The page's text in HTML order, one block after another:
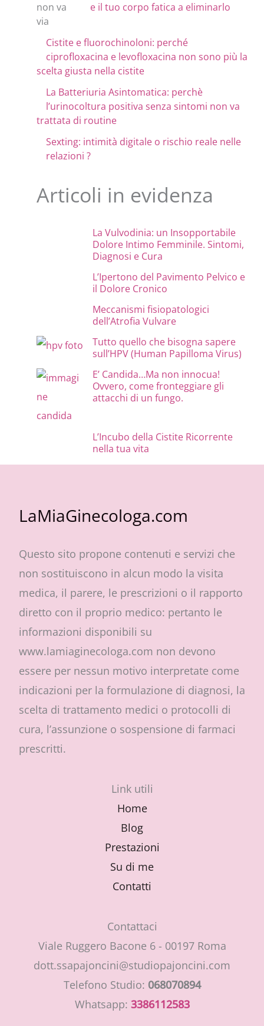
e il tuo corpo fatica a eliminarlo
Cistite e fluorochinoloni: perché
ciprofloxacina e levofloxacina non sono più la
scelta giusta nella cistite
La Batteriuria Asintomatica: perchè
l’urinocoltura positiva senza sintomi non va
trattata di routine
Sexting: intimità digitale o rischio reale nelle
relazioni ?
Articoli in evidenza
La Vulvodinia: un Insopportabile
Dolore Intimo Femminile. Sintomi,
Diagnosi e Cura
L’Ipertono del Pavimento Pelvico e
il Dolore Cronico
Meccanismi fisiopatologici
dell’Atrofia Vulvare
Tutto quello che bisogna sapere
sull’HPV (Human Papilloma Virus)
E’ Candida…Ma non innocua!
Ovvero, come fronteggiare gli
attacchi di un fungo.
L’Incubo della Cistite Ricorrente
nella tua vita
LaMiaGinecologa.com
Questo sito propone contenuti e servizi che
non sostituiscono in alcun modo la visita
medica, il parere, le prescrizioni o il rapporto
diretto con il proprio medico: pertanto le
informazioni disponibili su
www.lamiaginecologa.com non devono
essere per nessun motivo interpretate come
indicazioni per la formulazione di diagnosi, la
scelta di trattamento medici o protocolli di
cura, l’assunzione o sospensione di farmaci
prescritti.
Link utili
Home
Blog
Prestazioni
Su di me
Contatti
Contattaci
Viale Ruggero Bacone 6 - 00197 Roma
dott.ssapajoncini@studiopajoncini.com
Telefono Studio: 068070894
Whatsapp: 3386112583